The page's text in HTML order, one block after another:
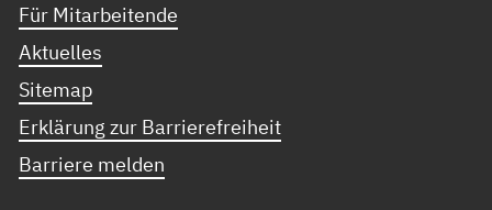
Für Mitarbeitende
Aktuelles
Sitemap
Erklärung zur Barrierefreiheit
Barriere melden